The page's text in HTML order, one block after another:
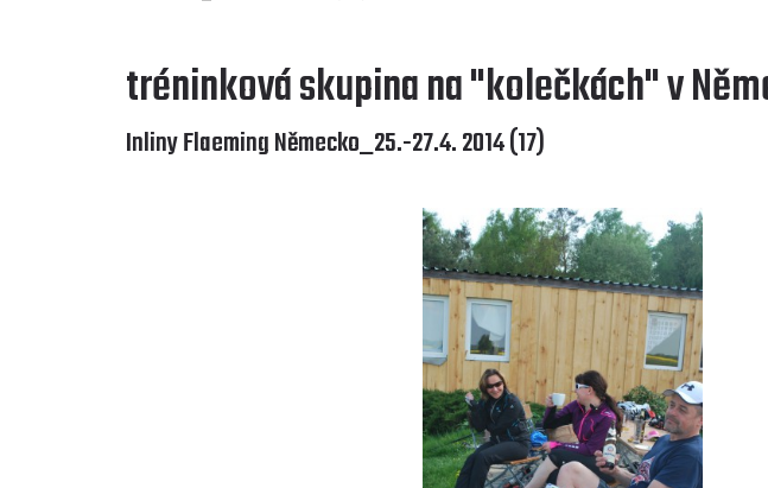
tréninková skupina na "kolečkách" v
Inliny Flaeming Německo_25.-27.4. 2014 (17)